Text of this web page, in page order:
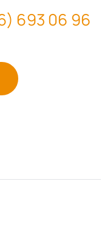
693 06 96